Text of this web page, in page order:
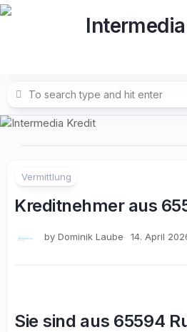
Skip
Vermittlung
Kreditnehmer aus
by Dominik Laube 14. April
Sie sind aus 65594